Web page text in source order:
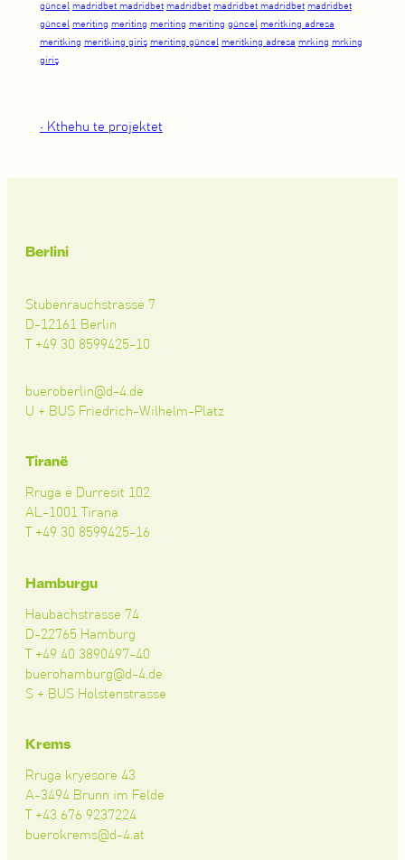
güncel madridbet madridbet madridbet madridbet madridbet madridbet
güncel meriting meriting meriting meriting güncel meritking adresa
meritking meritking giriş meriting güncel meritking adresa mrking mrking
giriş
• Kthehu te projektet
Berlini
Stubenrauchstrasse 7
D-12161 Berlin
T +49 30 8599425-10
bueroberlin@d-4.de
U + BUS Friedrich-Wilhelm-Platz
Tiranë
Rruga e Durresit 102
AL-1001 Tirana
T +49 30 8599425-16
Hamburgu
Haubachstrasse 74
D-22765 Hamburg
T +49 40 3890497-40
buerohamburg@d-4.de
S + BUS Holstenstrasse
Krems
Rruga kryesore 43
A-3494 Brunn im Felde
T +43 676 9237224
buerokrems@d-4.at